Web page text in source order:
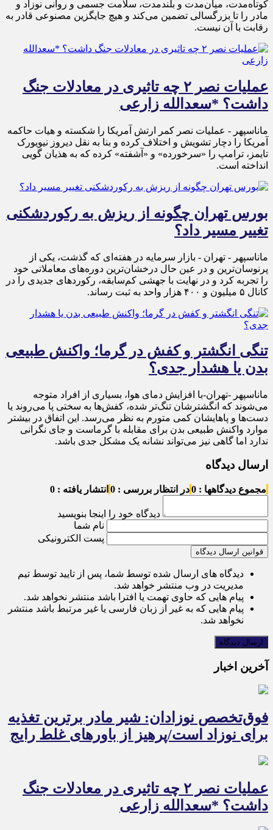
کوتاه‌مدت، میان‌مدت و بلندمدت، سلامت جسمی و روانی نوزاد و
مادر را تا بزرگسالی تضمین می‌کند و هیچ جایگزین مصنوعی قادر به
رقابت با آن نیست.
عملیات نصر ۲ چه تاثیری در معادلات جنگ
داشت؟ *سعدالله زارعی
ماناسپهر - عملیات نصر کمر ارتش آمریکا را شکسته و هیات حاکمه
آمریکا را دچار تشویش و اختلاف کرده و بنا به نقل دیروز نیویورک
تایمز، ترامپ را «سرخورده» و «آشفته» کرده که به هذیان گویی
انداخته است.
بورس تهران چگونه از ریزش به رکوردشکنی
تغییر مسیر داد؟
ماناسپهر - تهران - بازار سرمایه در هفته‌ای که گذشت، یکی از
پرنوسان‌ترین و در عین حال درخشان‌ترین دوره‌های معاملاتی خود
را تجربه کرد و در نهایت با جهشی کم‌سابقه، رکوردهای جدیدی را در
کانال ۵ میلیون و ۴۰۰ هزار واحد به ثبت رساند.
تنگی انگشتر و کفش در گرما؛ واکنش طبیعی
بدن یا هشدار جدی؟
ماناسپهر -تهران-با افزایش دمای هوا، بسیاری از افراد متوجه
می‌شوند که انگشترشان تنگ‌تر شده، کفش‌ها به سختی پا می‌روند یا
دست‌ها و پاهایشان کمی متورم به نظر می‌رسد. این اتفاق در بیشتر
موارد واکنش طبیعی بدن برای مقابله با گرماست و جای نگرانی
ندارد اما گاهی نیز می‌تواند نشانه یک مشکل جدی باشد.
ارسال دیدگاه
مجموع دیدگاهها : 0 در انتظار بررسی : 0 انتشار یافته : 0
دیدگاه خود را اینجا بنویسید
نام شما
پست الکترونیکی
قوانین ارسال دیدگاه
دیدگاه های ارسال شده توسط شما، پس از تایید توسط تیم
مدیریت در وب منتشر خواهد شد.
پیام هایی که حاوی تهمت یا افترا باشد منتشر نخواهد شد.
پیام هایی که به غیر از زبان فارسی یا غیر مرتبط باشد منتشر
نخواهد شد.
آخرین اخبار
فوق‌تخصص نوزادان: شیر مادر برترین تغذیه
برای نوزاد است/پرهیز از باورهای غلط رایج
عملیات نصر ۲ چه تاثیری در معادلات جنگ
داشت؟ *سعدالله زارعی